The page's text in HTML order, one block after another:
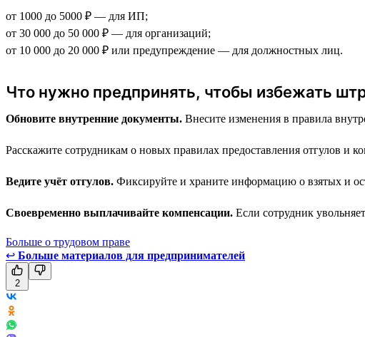
от 1000 до 5000 ₽ — для ИП;
от 30 000 до 50 000 ₽ — для организаций;
от 10 000 до 20 000 ₽ или предупреждение — для должностных лиц.
Что нужно предпринять, чтобы избежать
Обновите внутренние документы. Внесите изменения в правила
Расскажите сотрудникам о новых правилах предоставления отгулов и
Ведите учёт отгулов. Фиксируйте и храните информацию о взятых и
Своевременно выплачивайте компенсации. Если сотрудник
Больше о трудовом праве
↩ Больше материалов для предпринимателей
2